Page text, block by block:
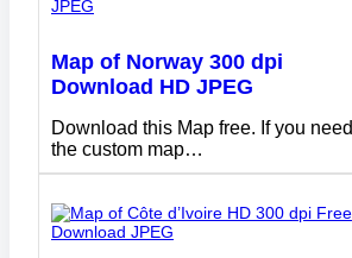
Map of Norway 300 dpi
Download HD JPEG
Download this Map free. If you need
the custom map…